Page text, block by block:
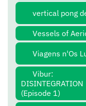
vertical pong
Vessels of
Viagens n'Os
Vibur:
DISINTEGRATION
(Episode 1)